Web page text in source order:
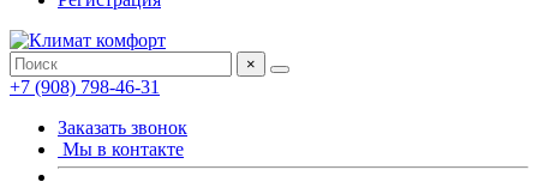
×
+7 (908) 798-46-31
Заказать звонок
Мы в контакте